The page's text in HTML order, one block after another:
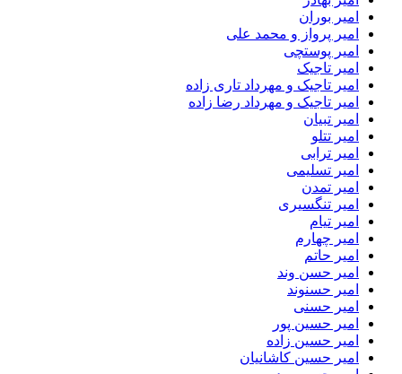
امیر بوران
امیر پرواز و محمد علی
امیر پوستچی
امیر تاجیک
امیر تاجیک و مهرداد تاری زاده
امیر تاجیک و مهرداد رضا زاده
امیر تبیان
امیر تتلو
امیر ترابی
امیر تسلیمی
امیر تمدن
امیر تنگسیری
امیر تیام
امیر چهارم
امیر حاتم
امیر حسن وند
امیر حسنوند
امیر حسنی
امیر حسین پور
امیر حسین زاده
امیر حسین کاشانیان